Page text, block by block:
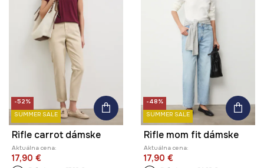
-52%
SUMMER SALE
Rifle carrot dámske
Aktuálna cena:
17,90 €
-48%
SUMMER SALE
Rifle mom fit dámske
Aktuálna cena:
17,90 €